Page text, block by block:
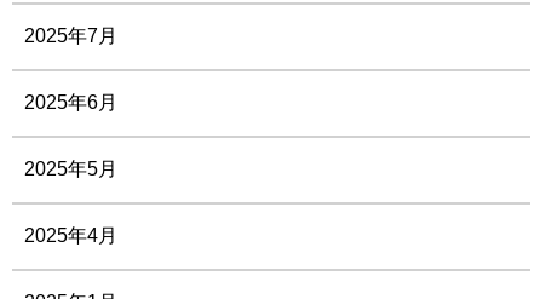
2025年7月
2025年6月
2025年5月
2025年4月